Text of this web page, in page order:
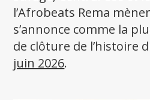
l’Afrobeats Rema
s’annonce comme la
de clôture de l’histoire
juin 2026.